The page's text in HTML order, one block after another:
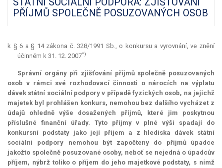
PŘÍJMŮ SPOLEČNĚ POSUZOVANÝCH OSOB
k § 6 a § 14 zákona č. 328/1991 Sb., o konkursu a vyrovnání, ve znění
účinném k 31. 12. 2007*)
Správní orgány při zjišťování příjmů společně posuzovaných
osob v rámci své rozhodovací činnosti o nárocích na výplatu
dávek státní sociální podpory v případě fyzických osob, na jejichž
majetek byl prohlášen konkurs, nemohou bez dalšího vycházet z
údajů ohledně výše dosažených příjmů, které jim poskytnou
příslušné finanční úřady. Tyto příjmy v plné výši spadají do
konkursní podstaty jako její příjem a z hlediska dávek státní
sociální podpory nemohou být započteny do příjmů úpadce
jakožto společně posuzované osoby, neboť se nejedná o úpadcův
příjem, nýbrž toliko o příjem do jeho majetkové podstaty, s nímž